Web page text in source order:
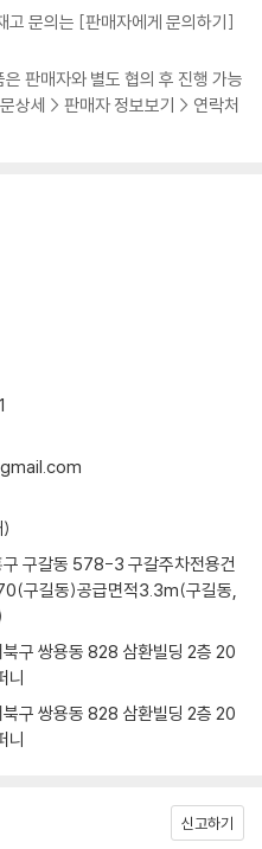
한다
는 법
다
이렇게 비싸!”
다
방법’을 찾아라
이다
짐
로 오늘이다
르치는 선생님도 소용없다
냐’보다 100배 더 중요하다
라
다
탕 먹일 셈이죠?”
법이다」중에서
순간은 서울대 법대 합격자 발표
, 공부 잘된 날 하루를 마치고 뿌듯
히고 잠에 들려고 이부자리에서
대도 저는 자신 있게 말할 수 있습
든 순간 중 가장 빛나는 순간이었
누구나 놀랍니다. ‘내가 야자시간
에 학교에 있는 시간만 해도 얼만
면 실제로 공부한 시간이 터무니없
버리는 시간이 상당하거든요. 그
히는 숫자가 놀랍도록 치솟을 테
치」중에서
떨어진 대로 나를 돌아보아야 합
요. 그래야 내가 어떤 점이 부족한
법을 찾게 돼요. 중요한 건 ‘어떤
듣느냐’입니다. 그러니 성적이 떨
느낄 줄 아는 ‘감동’. 이 세 가지만
하고 공부할 힘도 쭉 빠져요.’
공부하고 싶은 마음도 전혀 없어
는 이유는 ‘조건’도, ‘머리’도, ‘학
힘들다. 이 책의 저자는 내 마음 다
싸인 시골마을에서 자라 그 흔한
’ 하나로 서울대 법학과, 연세대
자 자신의 이야기가 이를 뒷받침한
키우고, 붙잡아둘 궁리와 독한 각
실함만이 있을 뿐이다.
것이다!
, 하위권을 막론하고 대부분의 학
될 수 있는 한 절대로 하고 싶지
는 왜 지겹고 불행한 일일까? 이
제대로 알지 못한 채, 그저 ‘남과의
다. 공부의 참 의미는 ‘성공’이 아
야 하는 진짜 이유다. 나아가 저자
후에는 ‘무엇을 어떻게 공부해야
고 문의는 [판매자에게 문의하기]
판매자와 별도 협의 후 진행 가능
상세 > 판매자 정보보기 > 연락처
구 구갈동 578-3 구갈주차전용건
구길동)공급면적3.3m(구길동,
구 쌍용동 828 삼환빌딩 2층 20
니
구 쌍용동 828 삼환빌딩 2층 20
니
신고하기